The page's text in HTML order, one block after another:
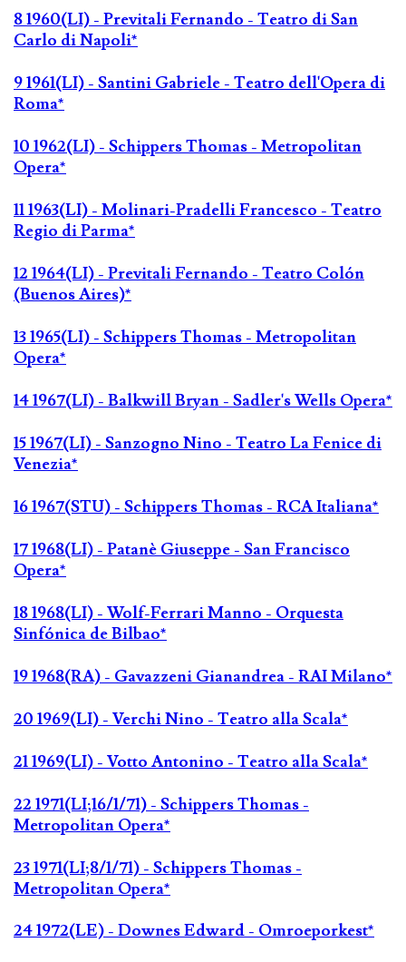
8 1960(LI) - Previtali Fernando - Teatro di San
Carlo di Napoli*
9 1961(LI) - Santini Gabriele - Teatro dell'Opera di
Roma*
10 1962(LI) - Schippers Thomas - Metropolitan
Opera*
11 1963(LI) - Molinari-Pradelli Francesco - Teatro
Regio di Parma*
12 1964(LI) - Previtali Fernando - Teatro Colón
(Buenos Aires)*
13 1965(LI) - Schippers Thomas - Metropolitan
Opera*
14 1967(LI) - Balkwill Bryan - Sadler's Wells Opera*
15 1967(LI) - Sanzogno Nino - Teatro La Fenice di
Venezia*
16 1967(STU) - Schippers Thomas - RCA Italiana*
17 1968(LI) - Patanè Giuseppe - San Francisco
Opera*
18 1968(LI) - Wolf-Ferrari Manno - Orquesta
Sinfónica de Bilbao*
19 1968(RA) - Gavazzeni Gianandrea - RAI Milano*
20 1969(LI) - Verchi Nino - Teatro alla Scala*
21 1969(LI) - Votto Antonino - Teatro alla Scala*
22 1971(LI;16/1/71) - Schippers Thomas -
Metropolitan Opera*
23 1971(LI;8/1/71) - Schippers Thomas -
Metropolitan Opera*
24 1972(LE) - Downes Edward - Omroeporkest*